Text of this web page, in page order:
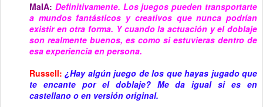
MaIA: Definitivamente. Los juegos pueden transportarte
a mundos fantásticos y creativos que nunca podrían
existir en otra forma. Y cuando la actuación y el doblaje
son realmente buenos, es como si estuvieras dentro de
esa experiencia en persona.
Russell: ¿Hay algún juego de los que hayas jugado que
te encante por el doblaje? Me da igual si es en
castellano o en versión original.